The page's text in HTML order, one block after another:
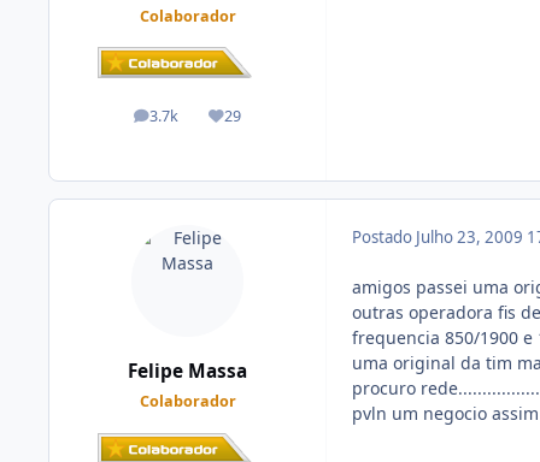
Colaborador
3.7k
posts 29
Reputação
Felipe Massa
Colaborador
Postado Julho 23, 2009
amigos passei uma
outras operadora fis
frequencia 850/1900
uma original da tim
procuro
pvln um negocio